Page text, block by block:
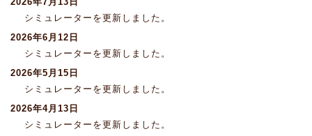
シミュレーターを更新しました。
2026年6月12日
シミュレーターを更新しました。
2026年5月15日
シミュレーターを更新しました。
2026年4月13日
シミュレーターを更新しました。